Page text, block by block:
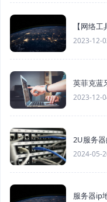
【网络
2023-12-
英菲克蓝
2023-12-
2U服务
2024-05-
服务器ip